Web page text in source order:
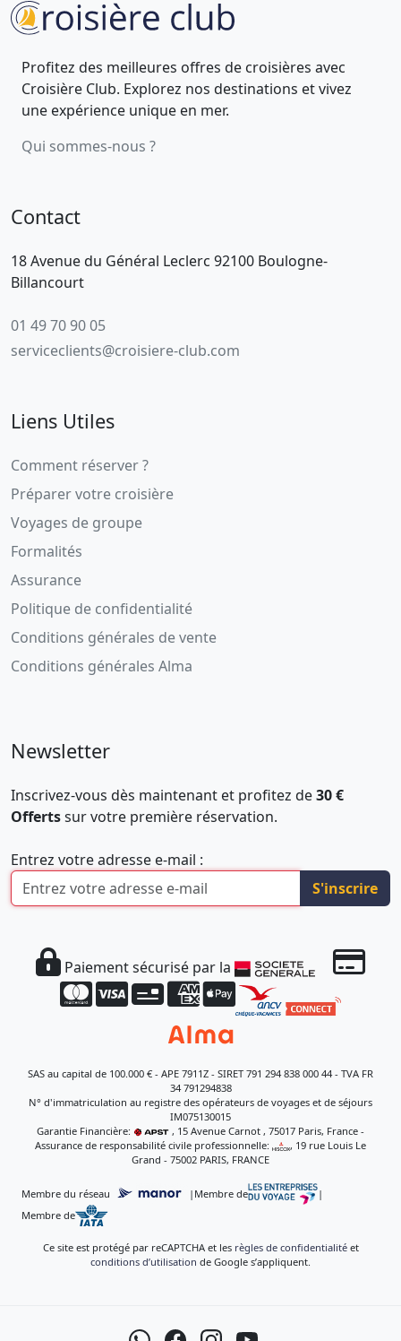
Profitez des meilleures offres de croisières avec
Croisière Club. Explorez nos destinations et vivez
une expérience unique en mer.
Qui sommes-nous ?
Contact
18 Avenue du Général Leclerc 92100 Boulogne-
Billancourt
01 49 70 90 05
serviceclients@croisiere-club.com
Liens Utiles
Comment réserver ?
Préparer votre croisière
Voyages de groupe
Formalités
Assurance
Politique de confidentialité
Conditions générales de vente
Conditions générales Alma
Newsletter
Inscrivez-vous dès maintenant et profitez de30 €
Offertssur votre première réservation.
Entrez votre adresse e-mail :
S'inscrire
Paiement sécurisé par la
SAS au capital de 100.000 € - APE 7911Z - SIRET 791 294 838 000 44 - TVA FR
34 791294838
N° d'immatriculation au registre des opérateurs de voyages et de séjours
IM075130015
Garantie Financière:
, 15 Avenue Carnot , 75017 Paris, France -
Assurance de responsabilité civile professionnelle:
, 19 rue Louis Le
Grand - 75002 PARIS, FRANCE
Membre du réseau | Membre de
|
Membre de
Ce site est protégé par reCAPTCHA et les règles de confidentialitéet
conditions d’utilisation de Google s’appliquent.